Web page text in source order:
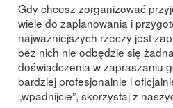
Gdy chcesz zorganizować
wiele do zaplanowania i
najważniejszych rzeczy jest
bez nich nie odbędzie się
doświadczenia w zapraszaniu
bardziej profesjonalnie i
„wpadnijcie”, skorzystaj z